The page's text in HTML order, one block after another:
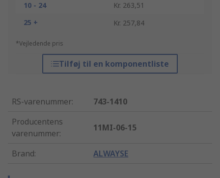
10 - 24
Kr. 263,51
25 +
Kr. 257,84
*Vejledende pris
Tilføj til en komponentliste
RS-varenummer:
743-1410
Producentens
varenummer:
11MI-06-15
Brand: ALWAYSE